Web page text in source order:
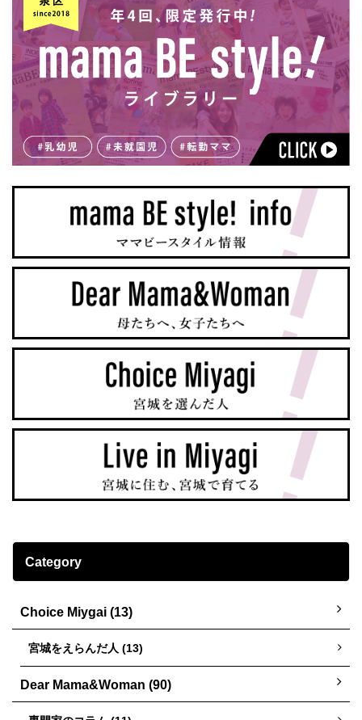
Category
Choice Miygai (13)
宮城をえらんだ人 (13)
Dear Mama&Woman (90)